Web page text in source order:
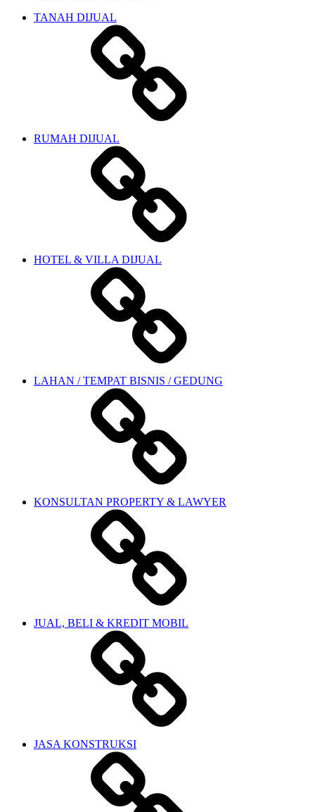
TANAH DIJUAL
RUMAH DIJUAL
HOTEL & VILLA DIJUAL
LAHAN / TEMPAT BISNIS / GEDUNG
KONSULTAN PROPERTY & LAWYER
JUAL, BELI & KREDIT MOBIL
JASA KONSTRUKSI